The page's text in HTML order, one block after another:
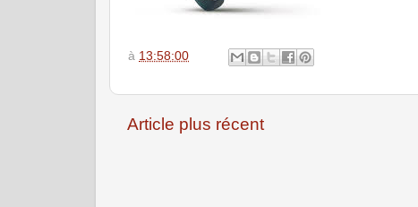
à 13:58:00
Article plus récent